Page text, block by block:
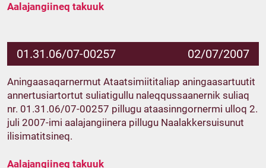
Aalajangiineq takuuk
01.31.06/07-00257 02/07/2007
Aningaasaqarnermut Ataatsimiititaliap aningaasartuutit
annertusiartortut suliatigullu naleqqussaanernik suliaq
nr. 01.31.06/07-00257 pillugu ataasinngornermi ulloq 2.
juli 2007-imi aalajangiinera pillugu Naalakkersuisunut
ilisimatitsineq.
Aalajangiineq takuuk